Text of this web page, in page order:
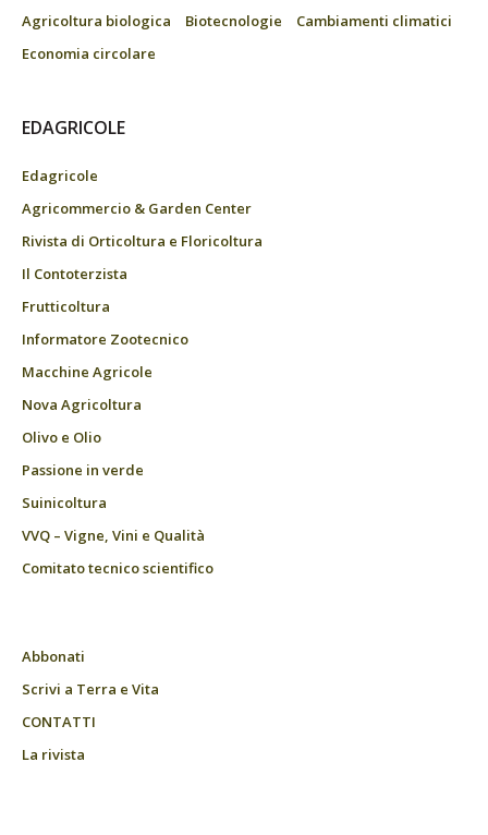
Agricoltura biologica
Biotecnologie
Cambiamenti climatici
Economia circolare
EDAGRICOLE
Edagricole
Agricommercio & Garden Center
Rivista di Orticoltura e Floricoltura
Il Contoterzista
Frutticoltura
Informatore Zootecnico
Macchine Agricole
Nova Agricoltura
Olivo e Olio
Passione in verde
Suinicoltura
VVQ – Vigne, Vini e Qualità
Comitato tecnico scientifico
Abbonati
Scrivi a Terra e Vita
CONTATTI
La rivista